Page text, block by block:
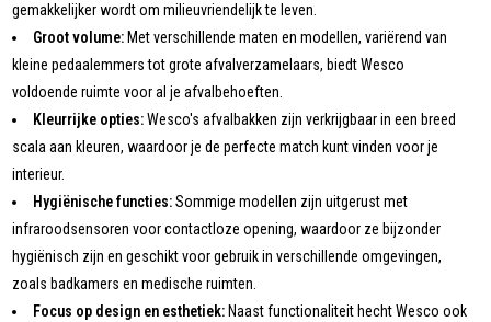
gemakkelijker wordt om milieuvriendelijk te leven.
Groot volume: Met verschillende maten en modellen, variërend van
kleine pedaalemmers tot grote afvalverzamelaars, biedt Wesco
voldoende ruimte voor al je afvalbehoeften.
Kleurrijke opties:Wesco's afvalbakken zijn verkrijgbaar in een breed
scala aan kleuren, waardoor je de perfecte match kunt vinden voor je
interieur.
Hygiënische functies:Sommige modellen zijn uitgerust met
infraroodsensoren voor contactloze opening, waardoor ze bijzonder
hygiënisch zijn en geschikt voor gebruik in verschillende omgevingen,
zoals badkamers en medische ruimten.
Focus op design en esthetiek: Naast functionaliteit hecht Wesco ook